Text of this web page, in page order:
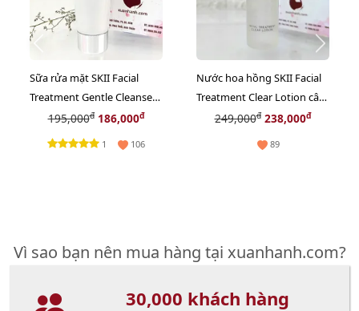
Sữa rửa mặt SKII Facial
Treatment Gentle Cleanser
sạch dịu nhẹ làn da - 20g.
195,000đ186,000đ
1 106
Nước hoa hồng SKII Facial
Treatment Clear Lotion cân
bằng sâu cho da, 30ml
249,000đ238,000đ
89
Vì sao bạn nên mua hàng tại xuanhanh.com?
30,000 khách hàng